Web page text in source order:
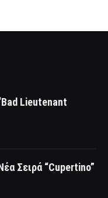
Lieutenant
Σειρά “Cupertino”